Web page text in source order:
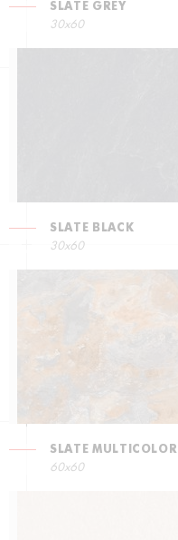
SLATE GREY
30x60
SLATE BLACK
30x60
SLATE MULTICOLOR
60x60